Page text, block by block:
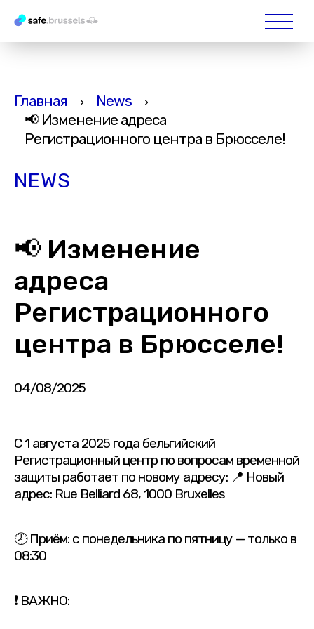
Главная › News ›
📢 Изменение адреса
Регистрационного центра в Брюсселе!
NEWS
📢 Изменение
адреса
Регистрационного
центра в Брюсселе!
04/08/2025
С 1 августа 2025 года бельгийский
Регистрационный центр по вопросам временной
защиты работает по новому адресу: 📍 Новый
адрес: Rue Belliard 68, 1000 Bruxelles
🕗 Приём: с понедельника по пятницу — только в
08:30
❗ ВАЖНО: